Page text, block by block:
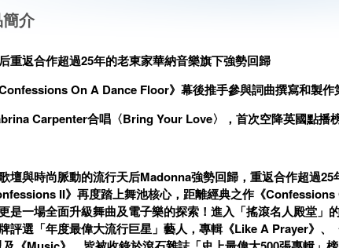
介
重返合作超過25年的老東家華納音樂旗下強勢回歸
On A Dance Floor》幕後推手參與詞曲撰寫和製作
Carpenter合唱〈Bring Your Love〉，首次空降英國點播
壇與時尚脈動的流行天后Madonna強勢回歸，重返合作超過
II》再度踏上舞池核心，距離經典之作《
是一場全面升級舞曲及電子樂的探索！進入「搖滾名人殿堂」
評選「年度最偉大流行巨星」藝人，專輯《Like A Prayer》